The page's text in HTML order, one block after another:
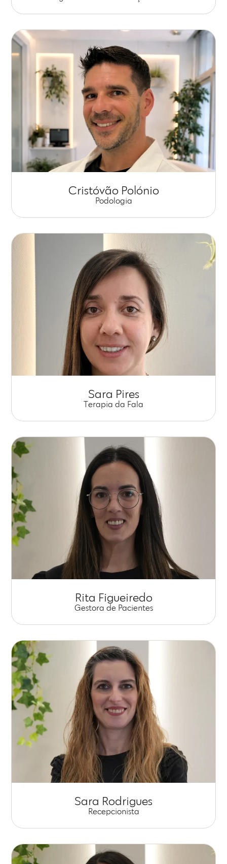
Cristóvão Polónio
Podologia
Sara Pires
Terapia da Fala
Rita Figueiredo
Gestora de Pacientes
Sara Rodrigues
Recepcionista